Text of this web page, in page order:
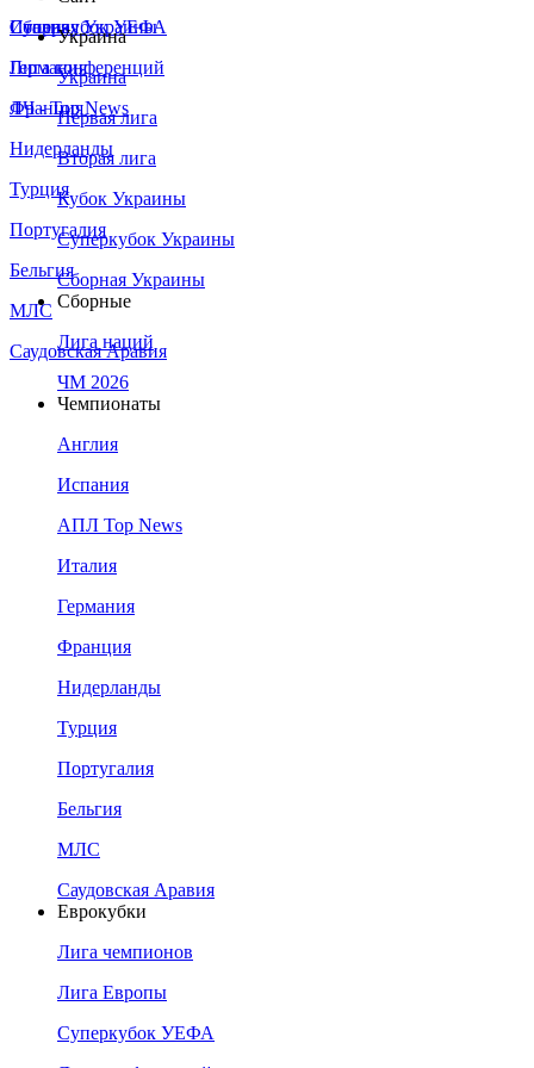
Сборная Украины
Италия
Германия
Франция
Нидерланды
Турция
Португалия
Бельгия
МЛС
Саудовская Аравия
Суперкубок УЕФА
Лига конференций
ЛЧ - Top News
Украина
Украина
Первая лига
Вторая лига
Кубок Украины
Суперкубок Украины
Сборная Украины
Сборные
Лига наций
ЧМ 2026
Чемпионаты
Англия
Испания
АПЛ Top News
Италия
Германия
Франция
Нидерланды
Турция
Португалия
Бельгия
МЛС
Саудовская Аравия
Еврокубки
Лига чемпионов
Лига Европы
Суперкубок УЕФА